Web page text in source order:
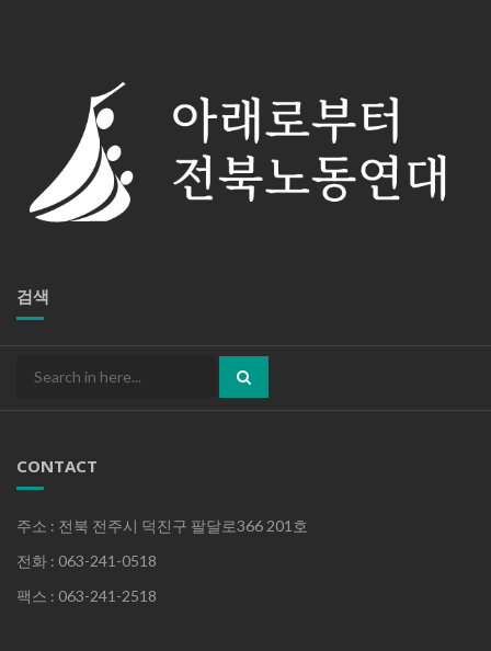
검색
CONTACT
주소 : 전북 전주시 덕진구 팔달로366 201호
전화 : 063-241-0518
팩스 : 063-241-2518